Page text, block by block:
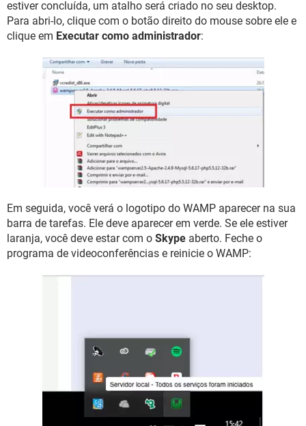
estiver concluída, um atalho será criado no seu desktop.
Para abri-lo, clique com o botão direito do mouse sobre ele e
clique em Executar como administrador:
Em seguida, você verá o logotipo do WAMP aparecer na sua
barra de tarefas. Ele deve aparecer em verde. Se ele estiver
laranja, você deve estar com o Skype aberto. Feche o
programa de videoconferências e reinicie o WAMP: